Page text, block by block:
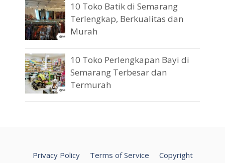
10 Toko Batik di Semarang
Terlengkap, Berkualitas dan
Murah
10 Toko Perlengkapan Bayi di
Semarang Terbesar dan
Termurah
Privacy Policy Terms of Service Copyright